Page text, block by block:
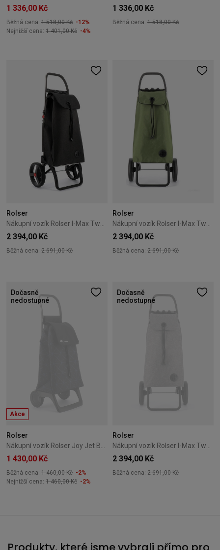
1 336,00 Kč
Běžná cena: 1 518,00 Kč -12%
Nejnižší cena: 1 401,00 Kč -4%
1 336,00 Kč
Běžná cena: 1 518,00 Kč
Rolser
Nákupní vozík Rolser I-Max Tweed 2k – Černý
2 394,00 Kč
Běžná cena: 2 691,00 Kč
Rolser
Nákupní vozík Rolser I-Max Tweed 2k – zelený
2 394,00 Kč
Běžná cena: 2 691,00 Kč
Dočasně
nedostupné
Akce
Rolser
1 430,00 Kč
Běžná cena: 1 460,00 Kč -2%
Nejnižší cena: 1 460,00 Kč -2%
Dočasně
nedostupné
Rolser
2 394,00 Kč
Běžná cena: 2 691,00 Kč
Produkty, které jsme vybrali přímo pro